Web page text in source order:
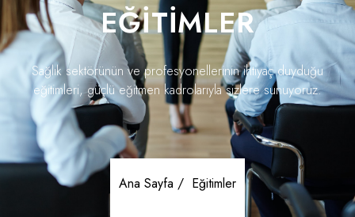
EĞITIMLER
Sağlık sektörünün ve profesyonellerinin ihtiyaç duyduğu
eğitimleri, güçlü eğitmen kadrolarıyla sizlere sunuyoruz.
Ana Sayfa / Eğitimler